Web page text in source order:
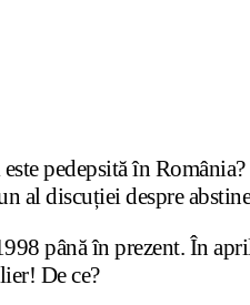
pedepsită în
al discuției despre
până în prezent. În
De ce?